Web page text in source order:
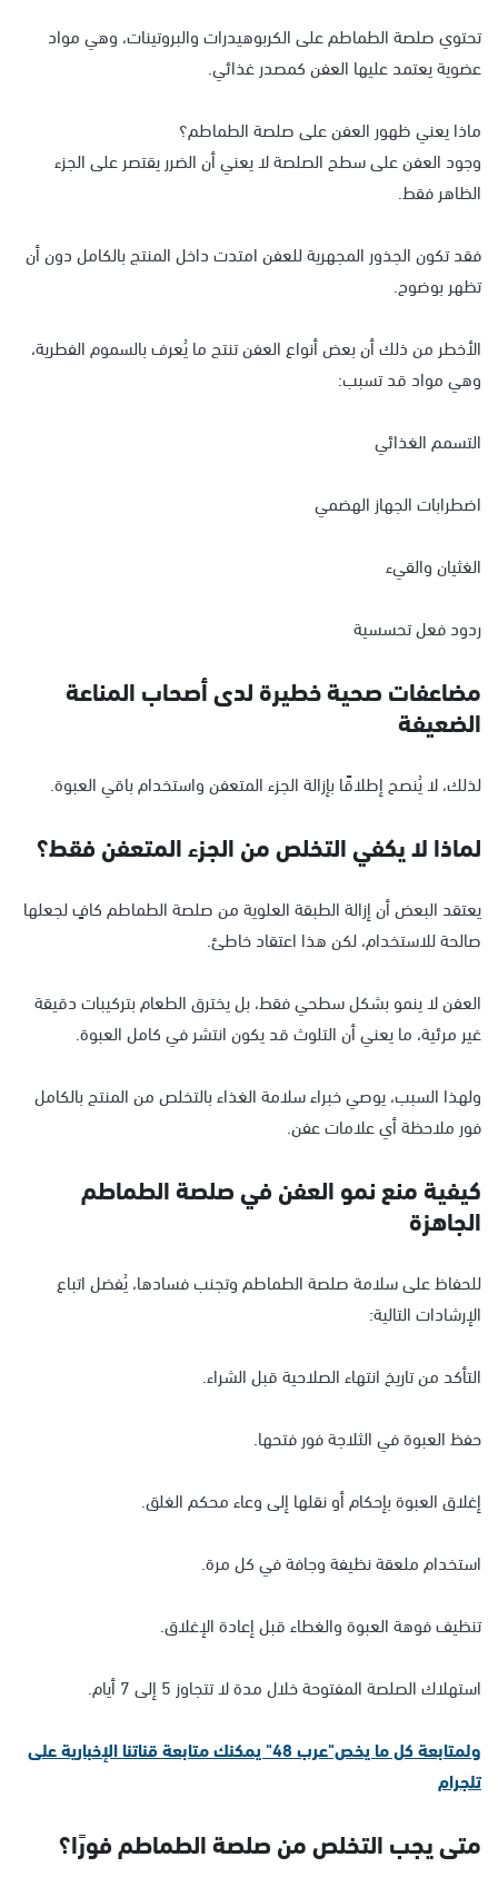
تحتوي صلصة الطماطم على الكربوهيدرات والبروتينات، وهي مواد
عضوية يعتمد عليها العفن كمصدر غذائي.
ماذا يعني ظهور العفن على صلصة الطماطم؟
وجود العفن على سطح الصلصة لا يعني أن الضرر يقتصر على الجزء
الظاهر فقط.
فقد تكون الجذور المجهرية للعفن امتدت داخل المنتج بالكامل دون أن
تظهر بوضوح.
الأخطر من ذلك أن بعض أنواع العفن تنتج ما يُعرف بالسموم الفطرية،
وهي مواد قد تسبب:
التسمم الغذائي
اضطرابات الجهاز الهضمي
الغثيان والقيء
ردود فعل تحسسية
مضاعفات صحية خطيرة لدى أصحاب المناعة
الضعيفة
لذلك، لا يُنصح إطلاقًا بإزالة الجزء المتعفن واستخدام باقي العبوة.
لماذا لا يكفي التخلص من الجزء المتعفن فقط؟
يعتقد البعض أن إزالة الطبقة العلوية من صلصة الطماطم كافٍ لجعلها
صالحة للاستخدام، لكن هذا اعتقاد خاطئ.
العفن لا ينمو بشكل سطحي فقط، بل يخترق الطعام بتركيبات دقيقة
غير مرئية، ما يعني أن التلوث قد يكون انتشر في كامل العبوة.
ولهذا السبب، يوصي خبراء سلامة الغذاء بالتخلص من المنتج بالكامل
فور ملاحظة أي علامات عفن.
كيفية منع نمو العفن في صلصة الطماطم
الجاهزة
للحفاظ على سلامة صلصة الطماطم وتجنب فسادها، يُفضل اتباع
الإرشادات التالية:
التأكد من تاريخ انتهاء الصلاحية قبل الشراء.
حفظ العبوة في الثلاجة فور فتحها.
إغلاق العبوة بإحكام أو نقلها إلى وعاء محكم الغلق.
استخدام ملعقة نظيفة وجافة في كل مرة.
تنظيف فوهة العبوة والغطاء قبل إعادة الإغلاق.
استهلاك الصلصة المفتوحة خلال مدة لا تتجاوز 5 إلى 7 أيام.
ولمتابعة كل ما يخص"عرب 48" يمكنك متابعة قناتنا الإخبارية على
تلجرام
متى يجب التخلص من صلصة الطماطم فورًا؟